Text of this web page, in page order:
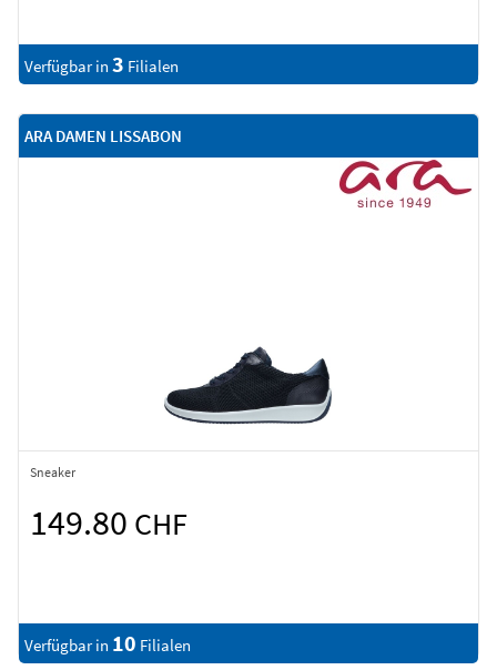
Verfügbar in 3 Filialen
ARA DAMEN LISSABON
Sneaker
149.80 CHF
Verfügbar in 10 Filialen